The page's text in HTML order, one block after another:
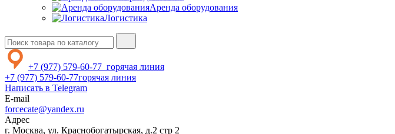
Аренда оборудования
Логистика
+7 (977) 579-60-77 горячая линия
+7 (977) 579-60-77горячая линия
Написать в Telegram
E-mail
forcecate@yandex.ru
Адрес
г. Москва, ул. Краснобогатырская, д.2 стр 2